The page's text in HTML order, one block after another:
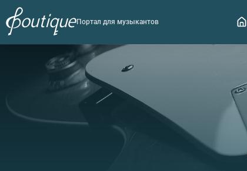
Портал для музыкантов